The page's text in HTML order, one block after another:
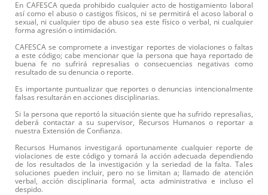
En CAFESCA queda prohibido cualquier acto de hostigamiento laboral
así como el abuso o castigos físicos, ni se permitirá el acoso laboral o
sexual, ni cualquier tipo de abuso sea este físico o verbal, ni cualquier
forma agresión o intimidación.
CAFESCA se compromete a investigar reportes de violaciones o faltas
a este código; cabe mencionar que la persona que haya reportado de
buena fe no sufrirá represalias o consecuencias negativas como
resultado de su denuncia o reporte.
Es importante puntualizar que reportes o denuncias intencionalmente
falsas resultarán en acciones disciplinarias.
Si la persona que reportó la situación siente que ha sufrido represalias,
deberá contactar a su supervisor, Recursos Humanos o reportar a
nuestra Extensión de Confianza.
Recursos Humanos investigará oportunamente cualquier reporte de
violaciones de este código y tomará la acción adecuada dependiendo
de los resultados de la investigación y la seriedad de la falta. Tales
soluciones pueden incluir, pero no se limitan a; llamado de atención
verbal, acción disciplinaria formal, acta administrativa e incluso el
despido.